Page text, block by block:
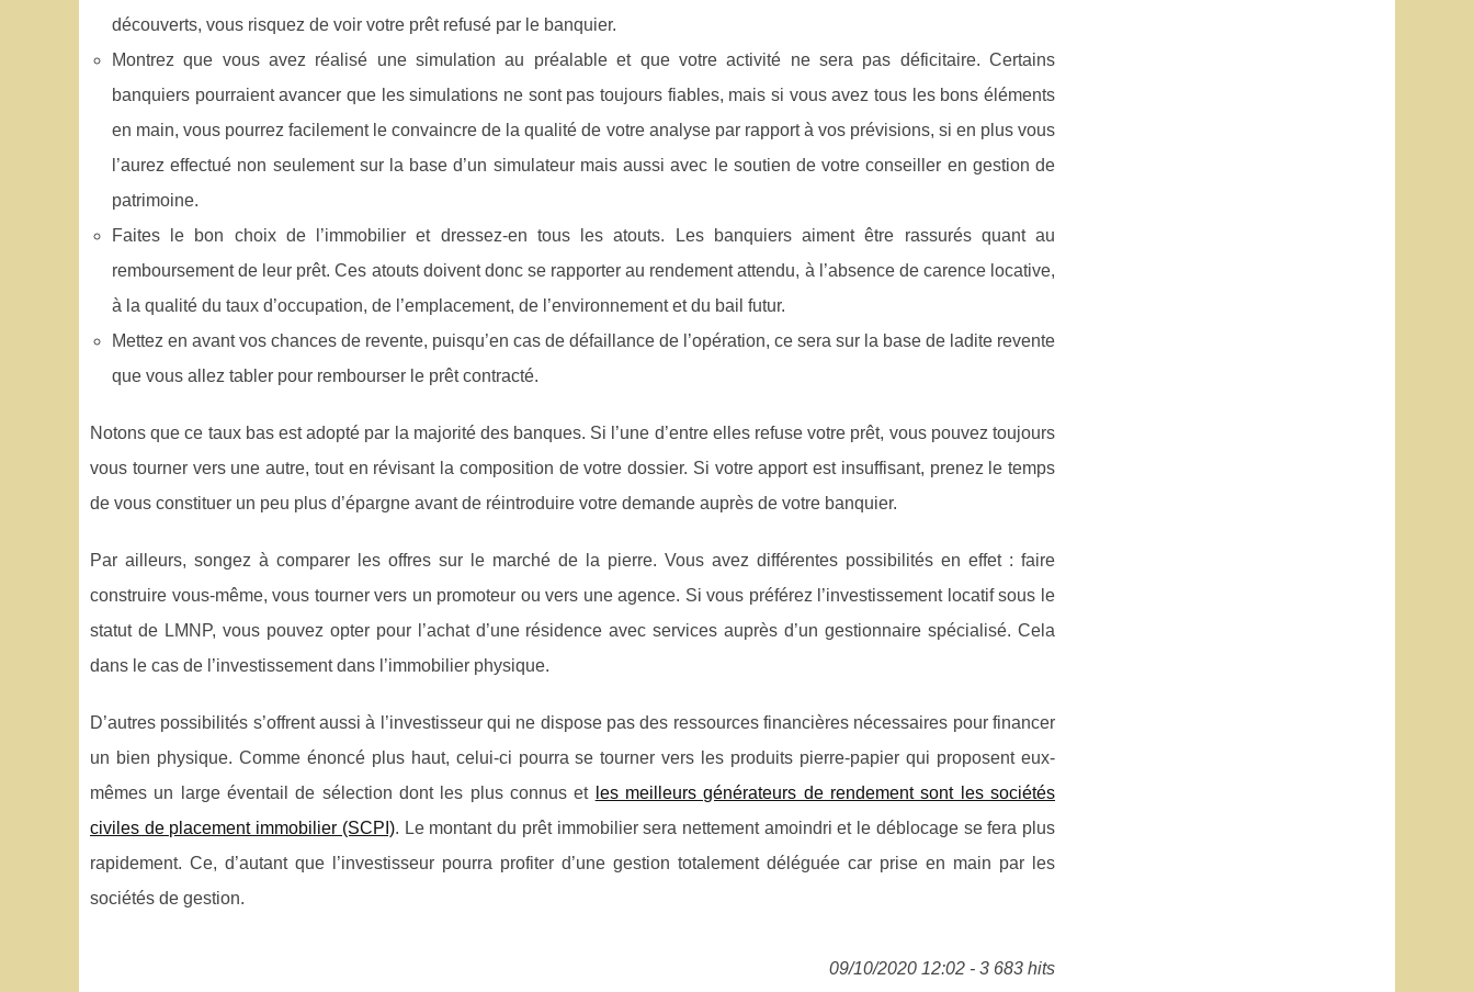
découverts, vous risquez de voir votre prêt refusé par le banquier.
Montrez que vous avez réalisé une simulation au préalable et que votre activité ne sera pas déficitaire. Certains
banquiers pourraient avancer que les simulations ne sont pas toujours fiables, mais si vous avez tous les bons éléments
en main, vous pourrez facilement le convaincre de la qualité de votre analyse par rapport à vos prévisions, si en plus vous
l’aurez effectué non seulement sur la base d’un simulateur mais aussi avec le soutien de votre conseiller en gestion de
patrimoine.
Faites le bon choix de l’immobilier et dressez-en tous les atouts. Les banquiers aiment être rassurés quant au
remboursement de leur prêt. Ces atouts doivent donc se rapporter au rendement attendu, à l’absence de carence locative,
à la qualité du taux d’occupation, de l’emplacement, de l’environnement et du bail futur.
Mettez en avant vos chances de revente, puisqu’en cas de défaillance de l’opération, ce sera sur la base de ladite revente
que vous allez tabler pour rembourser le prêt contracté.
Notons que ce taux bas est adopté par la majorité des banques. Si l’une d’entre elles refuse votre prêt, vous pouvez toujours
vous tourner vers une autre, tout en révisant la composition de votre dossier. Si votre apport est insuffisant, prenez le temps
de vous constituer un peu plus d’épargne avant de réintroduire votre demande auprès de votre banquier.
Par ailleurs, songez à comparer les offres sur le marché de la pierre. Vous avez différentes possibilités en effet : faire
construire vous-même, vous tourner vers un promoteur ou vers une agence. Si vous préférez l’investissement locatif sous le
statut de LMNP, vous pouvez opter pour l’achat d’une résidence avec services auprès d’un gestionnaire spécialisé. Cela
dans le cas de l’investissement dans l’immobilier physique.
D’autres possibilités s’offrent aussi à l’investisseur qui ne dispose pas des ressources financières nécessaires pour financer
un bien physique. Comme énoncé plus haut, celui-ci pourra se tourner vers les produits pierre-papier qui proposent eux-
mêmes un large éventail de sélection dont les plus connus et les meilleurs générateurs de rendement sont les sociétés
civiles de placement immobilier (SCPI). Le montant du prêt immobilier sera nettement amoindri et le déblocage se fera plus
rapidement. Ce, d’autant que l’investisseur pourra profiter d’une gestion totalement déléguée car prise en main par les
sociétés de gestion.
09/10/2020 12:02 - 3 683 hits